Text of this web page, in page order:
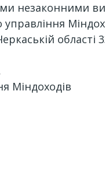
незаконними
Міндоходів